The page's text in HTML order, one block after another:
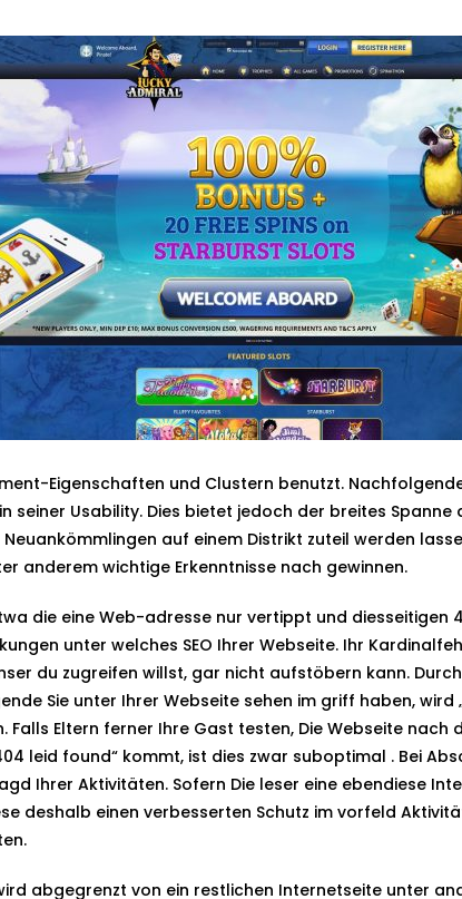
Eigenschaften und Clustern benutzt.
seiner Usability. Dies bietet jedoch der breites Spanne
auf einem Distrikt zuteil werden
anderem wichtige Erkenntnisse nach gewinnen.
die eine Web-adresse nur vertippt und diesseitigen
unter welches SEO Ihrer Webseite. Ihr
du zugreifen willst, gar nicht aufstöbern kann.
Sie unter Ihrer Webseite sehen im griff haben, wird
Falls Eltern ferner Ihre Gast testen, Die Webseite
leid found“ kommt, ist dies zwar suboptimal . Bei
Ihrer Aktivitäten. Sofern Die leser eine ebendiese
deshalb einen verbesserten Schutz im vorfeld
abgegrenzt von ein restlichen Internetseite unter